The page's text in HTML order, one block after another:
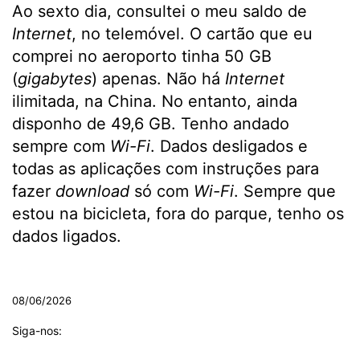
Ao sexto dia, consultei o meu saldo de
Internet, no telemóvel. O cartão que eu
comprei no aeroporto tinha 50 GB
(gigabytes) apenas. Não há Internet
ilimitada, na China. No entanto, ainda
disponho de 49,6 GB. Tenho andado
sempre com Wi-Fi. Dados desligados e
todas as aplicações com instruções para
fazer download só com Wi-Fi. Sempre que
estou na bicicleta, fora do parque, tenho os
dados ligados.
08/06/2026
Siga-nos: